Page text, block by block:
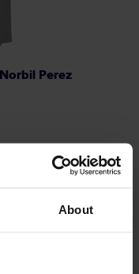
About
Perez
79,00 zł